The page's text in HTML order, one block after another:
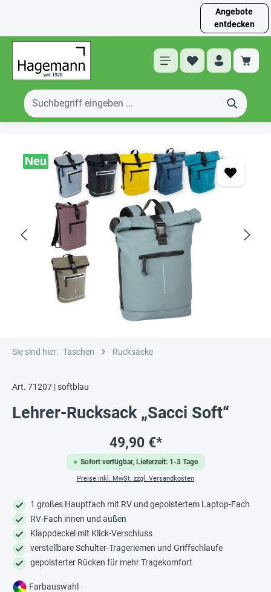
Angebote
entdecken
Neu
Sie sind hier: Taschen Rucksäcke
Art. 71207 | softblau
Lehrer-Rucksack „Sacci Soft“
Sofort verfügbar, Lieferzeit: 1-3 Tage
49,90 €*
Preise inkl. MwSt. zzgl. Versandkosten
1 großes Hauptfach mit RV und gepolstertem Laptop-Fach
RV-Fach innen und außen
Klappdeckel mit Klick-Verschluss
verstellbare Schulter-Trageriemen und Griffschlaufe
gepolsterter Rücken für mehr Tragekomfort
Farbauswahl